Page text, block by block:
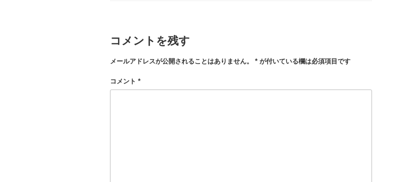
コメントを残す
メールアドレスが公開されることはありません。 * が付いている欄は必須項目です
コメント *